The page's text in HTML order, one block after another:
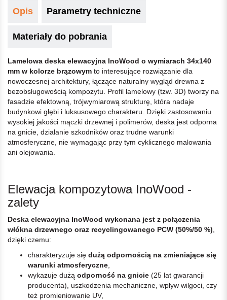
Opis Parametry techniczne
Materiały do pobrania
Lamelowa deska elewacyjna InoWood o wymiarach 34x140
mm w kolorze brązowym to interesujące rozwiązanie dla
nowoczesnej architektury, łączące naturalny wygląd drewna z
bezobsługowością kompozytu. Profil lamelowy (tzw. 3D) tworzy na
fasadzie efektowną, trójwymiarową strukturę, która nadaje
budynkowi głębi i luksusowego charakteru. Dzięki zastosowaniu
wysokiej jakości mączki drzewnej i polimerów, deska jest odporna
na gnicie, działanie szkodników oraz trudne warunki
atmosferyczne, nie wymagając przy tym cyklicznego malowania
ani olejowania.
Elewacja kompozytowa InoWood -
zalety
Deska elewacyjna InoWood wykonana jest z połączenia
włókna drzewnego oraz recyclingowanego PCW (50%/50 %)
dzięki czemu:
charakteryzuje się dużą odpornością na zmieniające się
warunki atmosferyczne
wykazuje dużą odporność na gnicie (25 lat gwarancji
producenta), uszkodzenia mechaniczne, wpływ wilgoci, czy
też promieniowanie UV,